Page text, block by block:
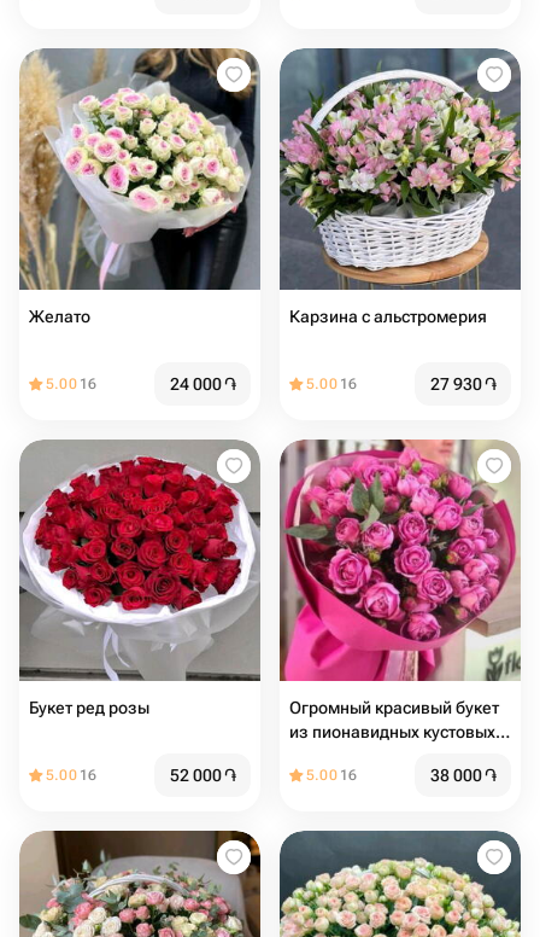
Желато
5.00 16 24 000֏
Карзина с альстромерия
5.00 16 27 930֏
Букет ред розы
5.00 16 52 000֏
Огромный красивый букет
из пионавидных кустовых
5.00 16 38 000֏